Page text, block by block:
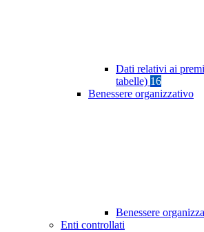
Dati relativi ai
tabelle) 16
Benessere organizzativo
Benessere
Enti controllati